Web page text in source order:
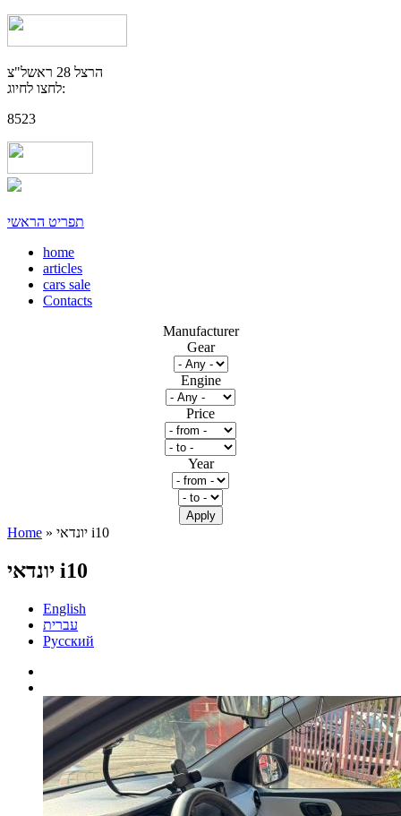
הרצל 28 ראשל"צ
לחצו לחיוג:
8523
תפריט הראשי
home
articles
cars sale
Contacts
Manufacturer
Gear
Engine
Price
Year
Home » יונדאי i10
יונדאי i10
English
עברית
Русский